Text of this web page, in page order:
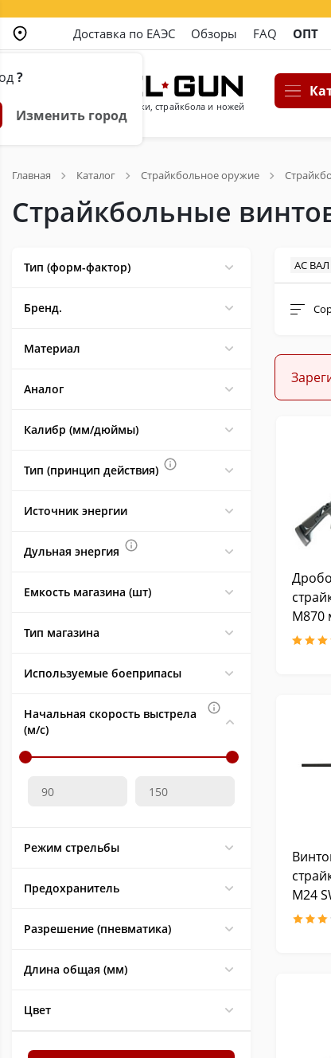
?
Изменить город
Доставка по ЕАЭС Обзоры FAQ ОПТ
Магазин пневматики, страйкбола и ножей
Главная Каталог Страйкбольное оружие
Страйкбольные
Тип (форм-фактор)
Бренд.
Материал
Аналог
Калибр (мм/дюймы)
Тип (принцип действия)
Источник энергии
Дульная энергия
Емкость магазина (шт)
Тип магазина
Используемые боеприпасы
Начальная скорость выстрела
(м/с)
Режим стрельбы
Предохранитель
Разрешение (пневматика)
Длина общая (мм)
Цвет
AC
M870
M24